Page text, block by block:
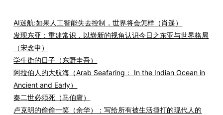
AI迷航:如果人工智能失去控制，世界将会怎样（肖遥）
发现东亚：重建常识，以崭新的视角认识今日之东亚与世界格局
（宋念申）
学生街的日子（东野圭吾）
阿拉伯人的大航海（Arab Seafaring： In the Indian Ocean in
Ancient and Early）
秦二世必须死（马伯庸）
卢克明的偷偷一笑（余华）：写给所有被生活捶打的现代人的